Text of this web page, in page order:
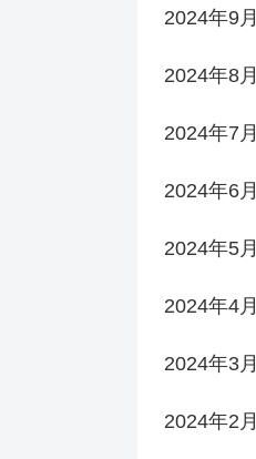
2024年9月
2024年8月
2024年7月
2024年6月
2024年5月
2024年4月
2024年3月
2024年2月